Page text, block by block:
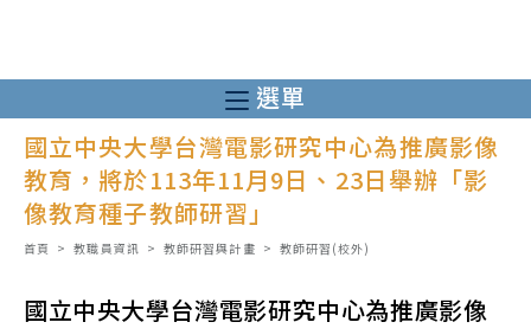
至
主
內
容
選單
國立中央大學台灣電影研究中心為推廣影像
教育，將於113年11月9日、23日舉辦「影
像教育種子教師研習」
首頁 > 教職員資訊 > 教師研習與計畫 > 教師研習(校外)
國立中央大學台灣電影研究中心為推廣影像